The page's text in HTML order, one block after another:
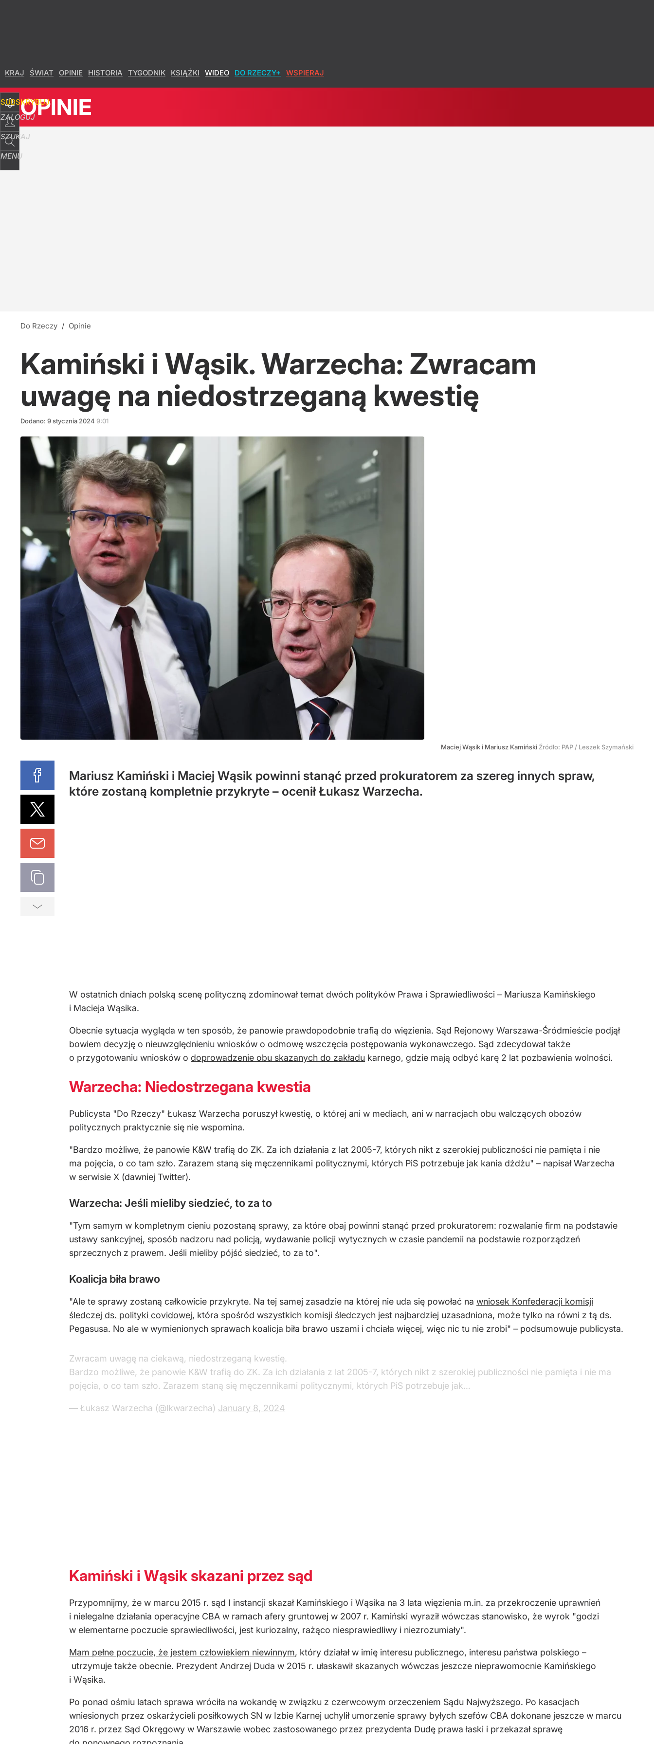
KRAJ ŚWIAT OPINIE HISTORIA TYGODNIK KSIĄŻKI WIDEO DO RZECZY+ WSPIERAJ
SUBSKRYBUJ
ZALOGUJ
SZUKAJ
MENU
OPINIE
Do Rzeczy / Opinie
Kamiński i Wąsik. Warzecha: Zwracam
uwagę na niedostrzeganą kwestię
Dodano: 9stycznia 2024 9:01
Maciej Wąsik i Mariusz Kamiński Źródło: PAP / Leszek Szymański
Mariusz Kamiński i Maciej Wąsik powinni stanąć przed prokuratorem za szereg innych spraw,
które zostaną kompletnie przykryte – ocenił Łukasz Warzecha.
W ostatnich dniach polską scenę polityczną zdominował temat dwóch polityków Prawa i Sprawiedliwości – Mariusza Kamińskiego
i Macieja Wąsika.
Obecnie sytuacja wygląda w ten sposób, że panowie prawdopodobnie trafią do więzienia. Sąd Rejonowy Warszawa-Śródmieście podjął
bowiem decyzję o nieuwzględnieniu wniosków o odmowę wszczęcia postępowania wykonawczego. Sąd zdecydował także
o przygotowaniu wniosków o doprowadzenie obu skazanych do zakładu karnego, gdzie mają odbyć karę 2 lat pozbawienia wolności.
Warzecha: Niedostrzegana kwestia
Publicysta "Do Rzeczy" Łukasz Warzecha poruszył kwestię, o której ani w mediach, ani w narracjach obu walczących obozów
politycznych praktycznie się nie wspomina.
"Bardzo możliwe, że panowie K&W trafią do ZK. Za ich działania z lat 2005-7, których nikt z szerokiej publiczności nie pamięta i nie
ma pojęcia, o co tam szło. Zarazem staną się męczennikami politycznymi, których PiS potrzebuje jak kania dżdżu" – napisał Warzecha
w serwisie X (dawniej Twitter).
Warzecha: Jeśli mieliby siedzieć, to za to
"Tym samym w kompletnym cieniu pozostaną sprawy, za które obaj powinni stanąć przed prokuratorem: rozwalanie firm na podstawie
ustawy sankcyjnej, sposób nadzoru nad policją, wydawanie policji wytycznych w czasie pandemii na podstawie rozporządzeń
sprzecznych z prawem. Jeśli mieliby pójść siedzieć, to za to".
Koalicja biła brawo
"Ale te sprawy zostaną całkowicie przykryte. Na tej samej zasadzie na której nie uda się powołać na wniosek Konfederacji komisji
śledczej ds. polityki covidowej, która spośród wszystkich komisji śledczych jest najbardziej uzasadniona, może tylko na równi z tą ds.
Pegasusa. No ale w wymienionych sprawach koalicja biła brawo uszami i chciała więcej, więc nic tu nie zrobi" – podsumowuje publicysta.
Zwracam uwagę na ciekawą, niedostrzeganą kwestię.
Bardzo możliwe, że panowie K&W trafią do ZK. Za ich działania z lat 2005-7, których nikt z szerokiej publiczności nie pamięta i nie ma
pojęcia, o co tam szło. Zarazem staną się męczennikami politycznymi, których PiS potrzebuje jak…
— Łukasz Warzecha (@lkwarzecha) January 8, 2024
Kamiński i Wąsik skazani przez sąd
Przypomnijmy, że w marcu 2015 r. sąd I instancji skazał Kamińskiego i Wąsika na 3 lata więzienia m.in. za przekroczenie uprawnień
i nielegalne działania operacyjne CBA w ramach afery gruntowej w 2007 r. Kamiński wyraził wówczas stanowisko, że wyrok "godzi
w elementarne poczucie sprawiedliwości, jest kuriozalny, rażąco niesprawiedliwy i niezrozumiały".
Mam pełne poczucie, że jestem człowiekiem niewinnym, który działał w imię interesu publicznego, interesu państwa polskiego –
utrzymuje także obecnie. Prezydent Andrzej Duda w 2015 r. ułaskawił skazanych wówczas jeszcze nieprawomocnie Kamińskiego
i Wąsika.
Po ponad ośmiu latach sprawa wróciła na wokandę w związku z czerwcowym orzeczeniem Sądu Najwyższego. Po kasacjach
wniesionych przez oskarżycieli posiłkowych SN w Izbie Karnej uchylił umorzenie sprawy byłych szefów CBA dokonane jeszcze w marcu
2016 r. przez Sąd Okręgowy w Warszawie wobec zastosowanego przez prezydenta Dudę prawa łaski i przekazał sprawę